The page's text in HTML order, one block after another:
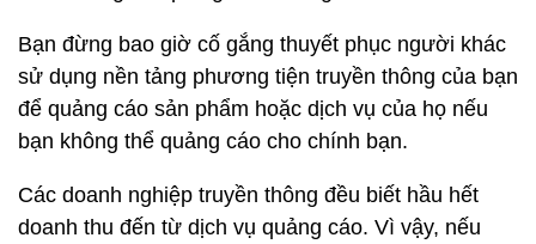
Bạn đừng bao giờ cố gắng thuyết phục người khác
sử dụng nền tảng phương tiện truyền thông của bạn
để quảng cáo sản phẩm hoặc dịch vụ của họ nếu
bạn không thể quảng cáo cho chính bạn.
Các doanh nghiệp truyền thông đều biết hầu hết
doanh thu đến từ dịch vụ quảng cáo. Vì vậy, nếu